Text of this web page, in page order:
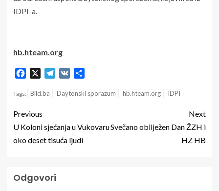
IDPI-a.
hb.hteam.org
Facebook Telegram
VK
Tags: Bild.ba Daytonski sporazum hb.hteam.org IDPI
Previous
U Koloni sjećanja u Vukovaru
oko deset tisuća ljudi
Next
Svečano obilježen Dan ŽZH i
HZ HB
Odgovori